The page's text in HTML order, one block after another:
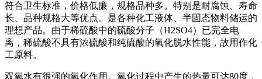
符合卫生标准，价格低廉，规格品种多。特别是耐腐蚀、寿命
长、品种规格大等优点。是各种化工液体、半固态物料储运的
理想产品。由于稀硫酸中的硫酸分子（H2SO4）已完全电
离，稀硫酸不具有浓硫酸和纯硫酸的氧化脱水性能，故用作化
工原料。
双氧水有很强的氧化作用。氧化过程中产生的热量可达80度，